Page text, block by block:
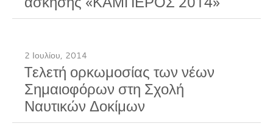
2 Ιουλίου, 2014
Tελετή ορκωμοσίας των νέων
Σημαιοφόρων στη Σχολή
Ναυτικών Δοκίμων